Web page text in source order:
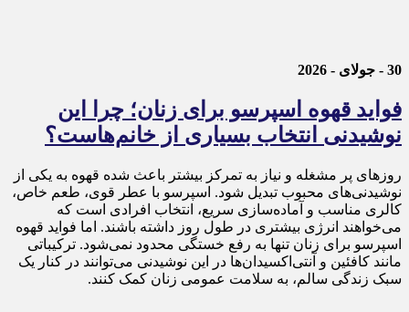
30 - جولای - 2026
فواید قهوه اسپرسو برای زنان؛ چرا این
نوشیدنی انتخاب بسیاری از خانم‌هاست؟
روزهای پر مشغله و نیاز به تمرکز بیشتر باعث شده قهوه به یکی از
نوشیدنی‌های محبوب تبدیل شود. اسپرسو با عطر قوی، طعم خاص،
کالری مناسب و آماده‌سازی سریع، انتخاب افرادی است که
می‌خواهند انرژی بیشتری در طول روز داشته باشند. اما فواید قهوه
اسپرسو برای زنان تنها به رفع خستگی محدود نمی‌شود. ترکیباتی
مانند کافئین و آنتی‌اکسیدان‌ها در این نوشیدنی می‌توانند در کنار یک
سبک زندگی سالم، به سلامت عمومی زنان کمک کنند.